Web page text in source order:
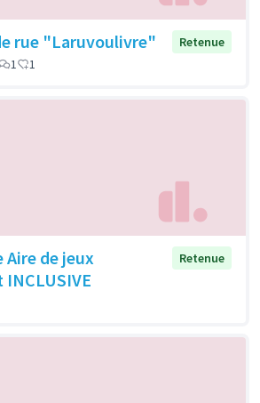
rue "Laruvoulivre"
Retenue
1 1
de jeux
Retenue